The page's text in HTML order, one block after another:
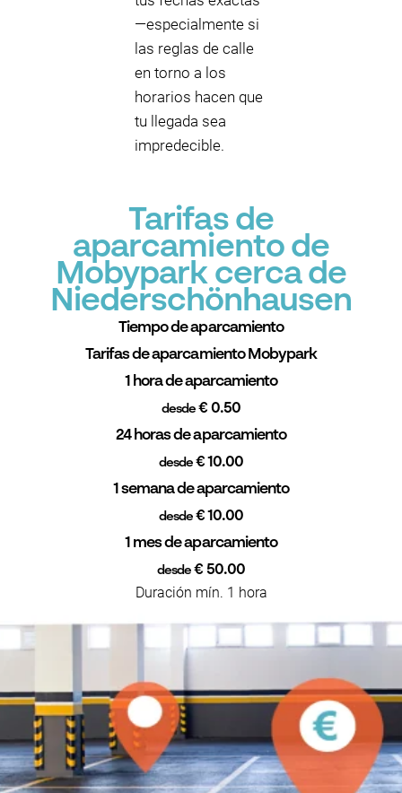
—especialmente si
las reglas de calle
en torno a los
horarios hacen que
tu llegada sea
impredecible.
Tarifas de
aparcamiento de
Mobypark cerca de
Niederschönhausen
Tiempo de aparcamiento
Tarifas de aparcamiento Mobypark
1 hora de aparcamiento
desde € 0.50
24 horas de aparcamiento
desde€ 10.00
1 semana de aparcamiento
desde€ 10.00
1 mes de aparcamiento
desde € 50.00
Duración mín. 1 hora